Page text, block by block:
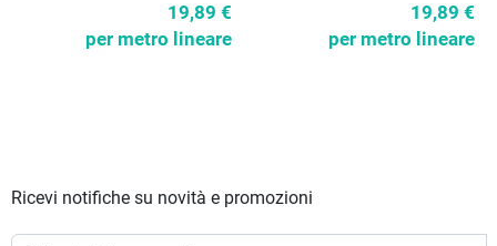
19,89 €
per metro lineare
19,89 €
per metro lineare
Ricevi notifiche su novità e promozioni